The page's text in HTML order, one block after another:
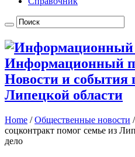
Информационный
Новости и события
Липецкой области
Home / Общественные новости /
соцконтракт помог семье из
дело